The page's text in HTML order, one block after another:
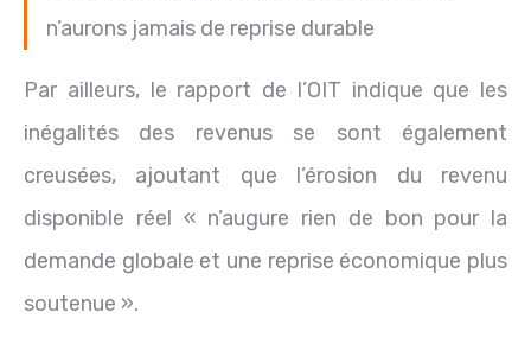
n’aurons jamais de reprise durable
Par ailleurs, le rapport de l’OIT indique que les
inégalités des revenus se sont également
creusées, ajoutant que l’érosion du revenu
disponible réel « n’augure rien de bon pour la
demande globale et une reprise économique plus
soutenue ».